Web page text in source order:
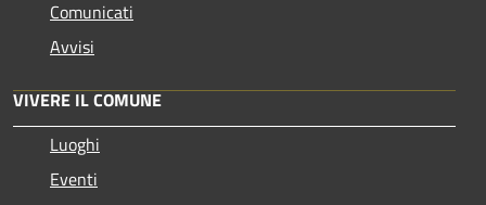
Comunicati
Avvisi
VIVERE IL COMUNE
Luoghi
Eventi